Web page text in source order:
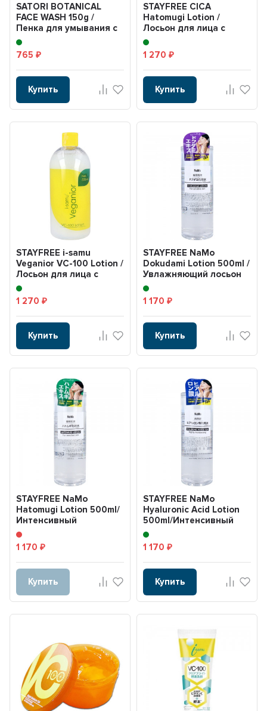
SATORI BOTANICAL
FACE WASH 150g /
Пенка для умывания с
ботаническим
комлексом.
765₽
Купить
STAYFREE CICA
Hatomugi Lotion /
Лосьон для лица с
центеллой азиатской
500ml.
1 270 ₽
Купить
STAYFREE i-samu
Veganior VC-100 Lotion /
Лосьон для лица с
витамином С 500ml.
1 270₽
Купить
STAYFREE NaMo
Dokudami Lotion 500ml /
Увлажняющий лосьон
для чувствительной
ко...
1 170 ₽
Купить
STAYFREE NaMo
Hatomugi Lotion 500ml/
Интенсивный
увлажняющий лосьон
для чувств...
1 170₽
Купить
STAYFREE NaMo
Hyaluronic Acid Lotion
500ml/Интенсивный
увлажняющий лосьон
для...
1 170 ₽
Купить